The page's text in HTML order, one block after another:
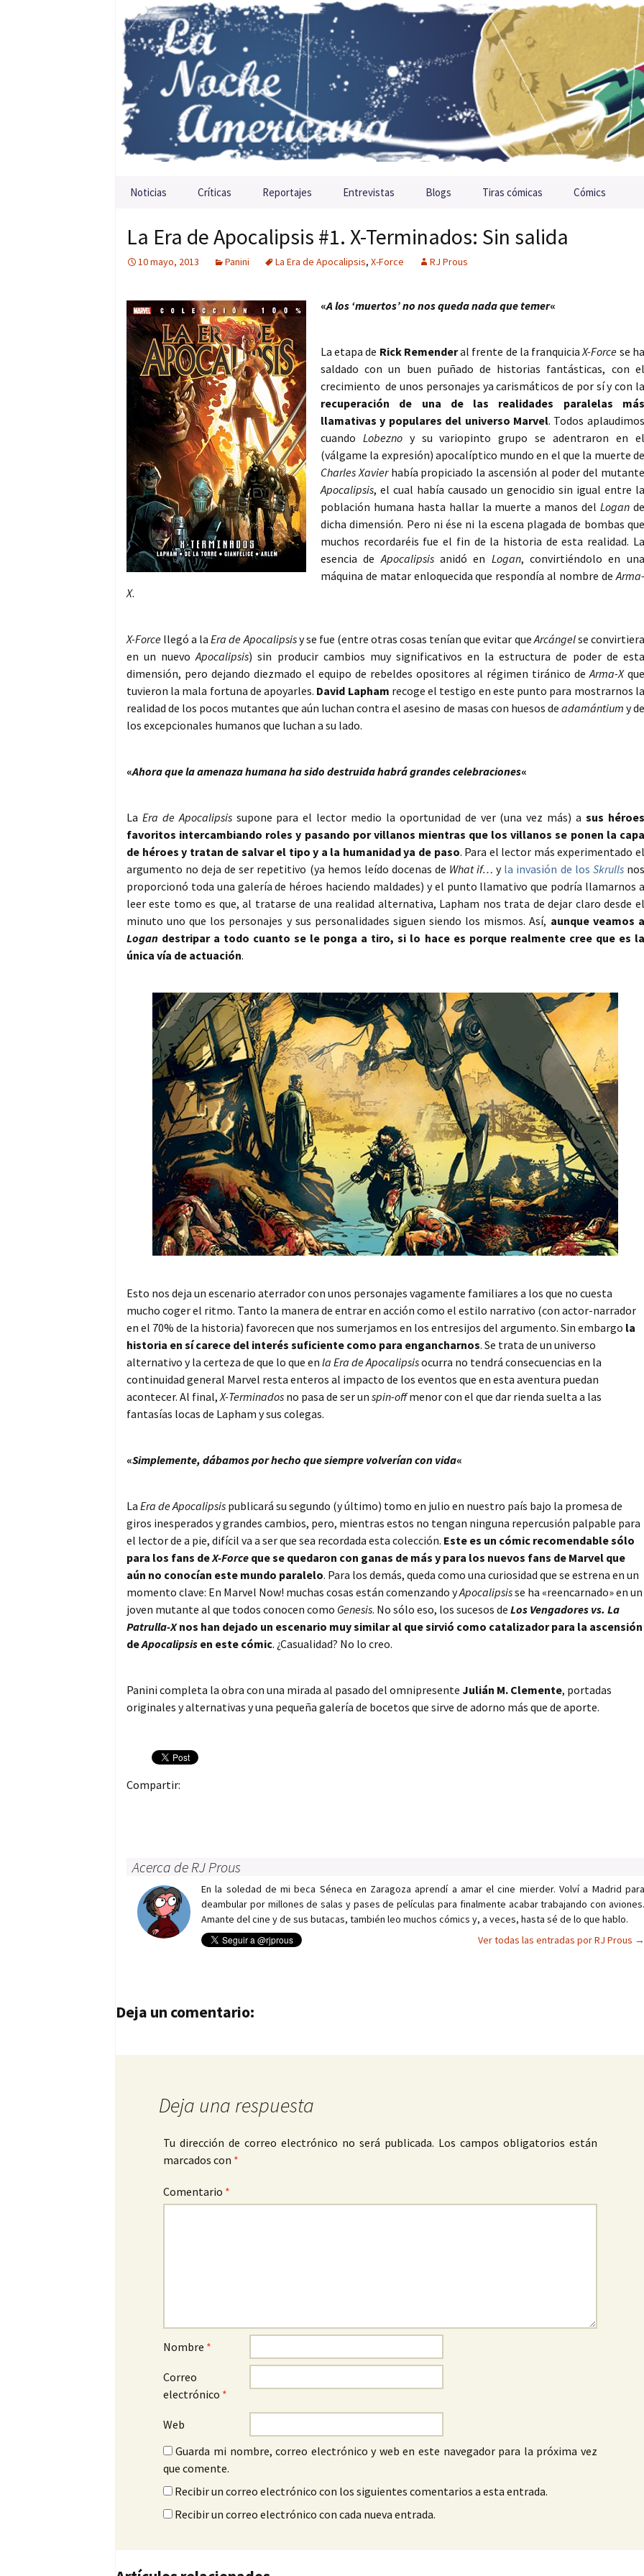
Saltar al contenido
Noticias Críticas Reportajes Entrevistas Blogs Tiras cómicas Cómics
La Era de Apocalipsis #1. X-Terminados: Sin salida
10 mayo, 2013 Panini La Era de Apocalipsis, X-Force RJ Prous
«A los ‘muertos’ no nos queda nada que temer«
La etapa de Rick Remenderal frente de la franquiciaX-Force se ha
saldado con un buen puñado de historias fantásticas, con el
crecimiento de unos personajes ya carismáticos de por sí y con la
recuperación de una de las realidades paralelas más
llamativas y populares del universo Marvel. Todos aplaudimos
cuando Lobeznoy su variopinto grupo se adentraron en el
(válgame la expresión) apocalíptico mundo en el que la muerte de
Charles Xavierhabía propiciado la ascensión al poder del mutante
Apocalipsis, el cual había causado un genocidio sin igual entre la
población humana hasta hallar la muerte a manos del Logande
dicha dimensión. Pero ni ése ni la escena plagada de bombas que
muchos recordaréis fue el fin de la historia de esta realidad. La
esencia deApocalipsisanidó en Logan, convirtiéndolo en una
máquina de matar enloquecida que respondía al nombre deArma-
X.
X-Force llegó a laEra de Apocalipsisy se fue (entre otras cosas tenían que evitar queArcángelse convirtiera
en un nuevoApocalipsis) sin producir cambios muy significativos en la estructura de poder de esta
dimensión, pero dejando diezmado el equipo de rebeldes opositores al régimen tiránico deArma-Xque
tuvieron la mala fortuna de apoyarles. David Lapham recoge el testigo en este punto para mostrarnos la
realidad de los pocos mutantes que aún luchan contra el asesino de masas con huesos de adamántium y de
los excepcionales humanos que luchan a su lado.
«Ahora que la amenaza humana ha sido destruida habrá grandes celebraciones«
La Era de Apocalipsissupone para el lector medio la oportunidad de ver (una vez más) a sus héroes
favoritos intercambiando roles y pasando por villanos mientras que los villanos se ponen la capa
de héroes y tratan de salvar el tipo y a la humanidad ya de paso. Para el lector más experimentado el
argumento no deja de ser repetitivo (ya hemos leído docenas de What if… y la invasión de los Skrullsnos
proporcionó toda una galería de héroes haciendo maldades) y el punto llamativo que podría llamarnos a
leer este tomo es que, al tratarse de una realidad alternativa, Lapham nos trata de dejar claro desde el
minuto uno que los personajes y sus personalidades siguen siendo los mismos. Así, aunque veamos a
Logan destripar a todo cuanto se le ponga a tiro, si lo hace es porque realmente cree que es la
única vía de actuación.
Esto nos deja un escenario aterrador con unos personajes vagamente familiares a los que no cuesta
mucho coger el ritmo. Tanto la manera de entrar en acción como el estilo narrativo (con actor-narrador
en el 70% de la historia) favorecen que nos sumerjamos en los entresijos del argumento. Sin embargo la
historia en sí carece del interés suficiente como para engancharnos. Se trata de un universo
alternativo y la certeza de que lo que en la Era de Apocalipsisocurra no tendrá consecuencias en la
continuidad general Marvel resta enteros al impacto de los eventos que en esta aventura puedan
acontecer. Al final,X-Terminados no pasa de ser un spin-offmenor con el que dar rienda suelta a las
fantasías locas de Lapham y sus colegas.
«Simplemente, dábamos por hecho que siempre volverían con vida«
La Era de Apocalipsis publicará su segundo (y último) tomo en julio en nuestro país bajo la promesa de
giros inesperados y grandes cambios, pero, mientras estos no tengan ninguna repercusión palpable para
el lector de a pie, difícil va a ser que sea recordada esta colección. Este es un cómic recomendable sólo
para los fans deX-Force que se quedaron con ganas de más y para los nuevos fans de Marvel que
aún no conocían este mundo paralelo. Para los demás, queda como una curiosidad que se estrena en un
momento clave: En Marvel Now! muchas cosas están comenzando yApocalipsisse ha «reencarnado» en un
joven mutante al que todos conocen como Genesis. No sólo eso, los sucesos de Los Vengadores vs. La
Patrulla-Xnos han dejado un escenario muy similar al que sirvió como catalizador para la ascensión
deApocalipsis en este cómic. ¿Casualidad? No lo creo.
Panini completa la obra con una mirada al pasado del omnipresente Julián M. Clemente, portadas
originales y alternativas y una pequeña galería de bocetos que sirve de adorno más que de aporte.
Compartir:
Acerca de RJ Prous
En la soledad de mi beca Séneca en Zaragoza aprendí a amar el cine mierder. Volví a Madrid para
deambular por millones de salas y pases de películas para finalmente acabar trabajando con aviones.
Amante del cine y de sus butacas, también leo muchos cómics y, a veces, hasta sé de lo que hablo.
Ver todas las entradas por RJ Prous →
Navegación de entradas
Deja un comentario:
Deja una respuesta
Tu dirección de correo electrónico no será publicada. Los campos obligatorios están
marcados con *
Comentario *
Nombre *
Correo
electrónico *
Web
Guarda mi nombre, correo electrónico y web en este navegador para la próxima vez
que comente.
Recibir un correo electrónico con los siguientes comentarios a esta entrada.
Recibir un correo electrónico con cada nueva entrada.